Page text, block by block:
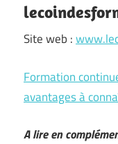
Site web :
Formation
avantages à
A lire en